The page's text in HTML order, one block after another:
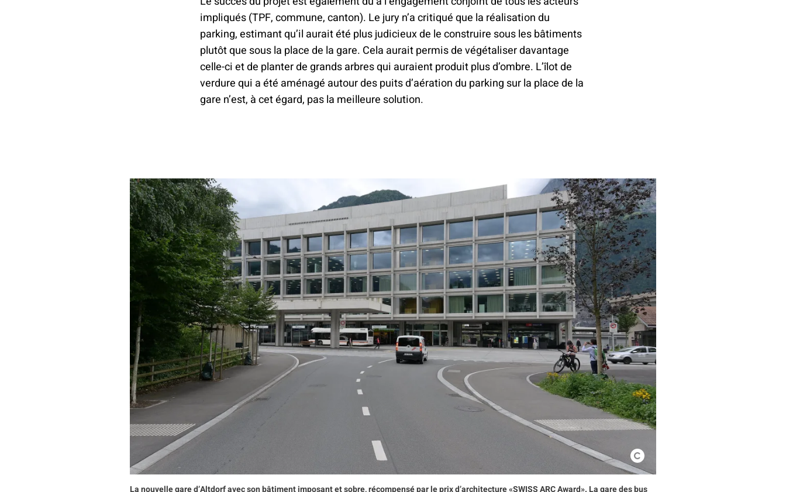
impliqués (TPF, commune, canton). Le jury n’a critiqué que la réalisation du
parking, estimant qu’il aurait été plus judicieux de le construire sous les bâtiments
plutôt que sous la place de la gare. Cela aurait permis de végétaliser davantage
celle-ci et de planter de grands arbres qui auraient produit plus d’ombre. L’îlot de
verdure qui a été aménagé autour des puits d’aération du parking sur la place de la
gare n’est, à cet égard, pas la meilleure solution.
La nouvelle gare d’Altdorf avec son bâtiment imposant et sobre, récompensé par le prix d’architecture «SWISS ARC Award». La gare des bus